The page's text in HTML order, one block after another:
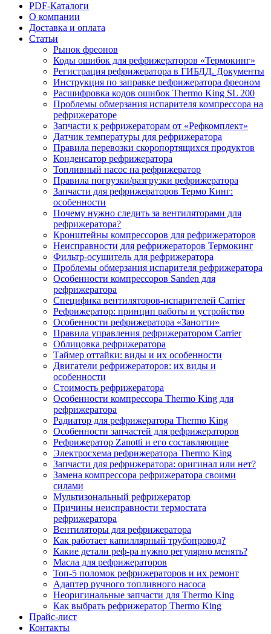
PDF-Каталоги
О компании
Доставка и оплата
Статьи
Рынок фреонов
Коды ошибок для рефрижераторов «Термокинг»
Регистрация рефрижератора в ГИБДД. Документы
Инструкция по заправке рефрижератора фреоном
Расшифровка кодов ошибок Thermo King SL 200
Проблемы обмерзания испарителя компрессора на
рефрижераторе
Запчасти к рефрижераторам от «Рефкомплект»
Датчик температуры для рефрижератора
Правила перевозки скоропортящихся продуктов
Конденсатор рефрижератора
Топливный насос на рефрижератор
Правила погрузки/разгрузки рефрижератора
Запчасти для рефрижераторов Термо Кинг:
особенности
Почему нужно следить за вентиляторами для
рефрижератора?
Кронштейны компрессоров для рефрижераторов
Неисправности для рефрижераторов Термокинг
Фильтр-осушитель для рефрижератора
Проблемы обмерзания испарителя рефрижератора
Особенности компрессоров Sanden для
рефрижератора
Специфика вентиляторов-испарителей Carrier
Рефрижератор: принцип работы и устройство
Особенности рефрижератора «Занотти»
Правила управления рефрижератором Carrier
Облицовка рефрижератора
Таймер оттайки: виды и их особенности
Двигатели рефрижераторов: их виды и
особенности
Стоимость рефрижератора
Особенности компрессора Thermo King для
рефрижератора
Радиатор для рефрижератора Thermo King
Особенности запчастей для рефрижераторов
Рефрижератор Zanotti и его составляющие
Электросхема рефрижератора Thermo King
Запчасти для рефрижератора: оригинал или нет?
Замена компрессора рефрижератора своими
силами
Мультизональный рефрижератор
Причины неисправности термостата
рефрижератора
Вентиляторы для рефрижератора
Как работает капиллярный трубопровод?
Какие детали реф-ра нужно регулярно менять?
Масла для рефрижераторов
Топ-5 поломок рефрижераторов и их ремонт
Адаптер ручного топливного насоса
Неоригинальные запчасти для Thermo King
Как выбрать рефрижератор Thermo King
Прайс-лист
Контакты